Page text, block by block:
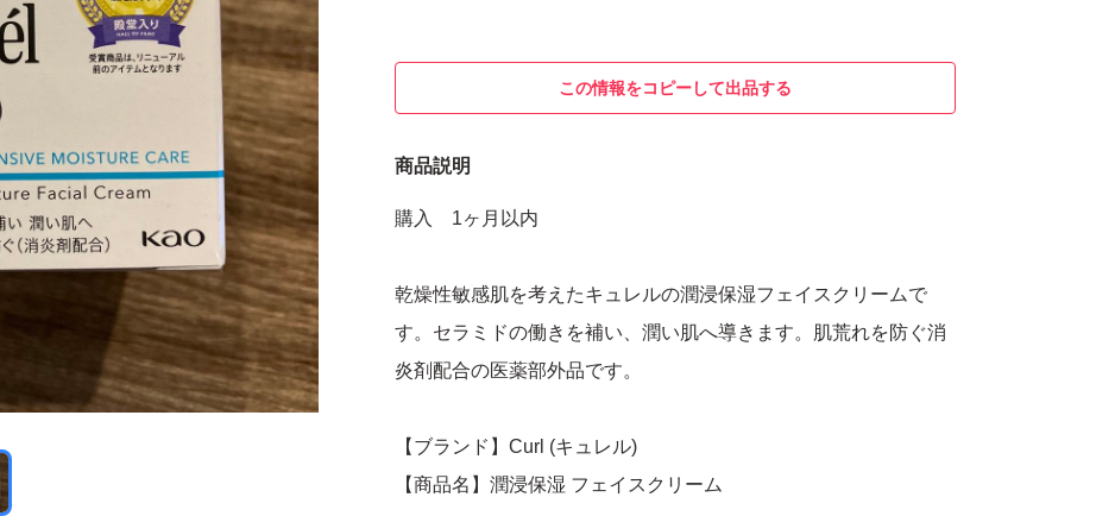
この情報をコピーして出品する
商品説明
購入 1ヶ月以内
乾燥性敏感肌を考えたキュレルの潤浸保湿フェイスクリームで
す。セラミドの働きを補い、潤い肌へ導きます。肌荒れを防ぐ消
炎剤配合の医薬部外品です。
【ブランド】Curl (キュレル)
【商品名】潤浸保湿 フェイスクリーム